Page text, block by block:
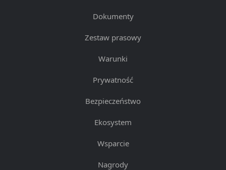
Dokumenty
Zestaw prasowy
Warunki
Prywatność
Bezpieczeństwo
Ekosystem
Wsparcie
Nagrody